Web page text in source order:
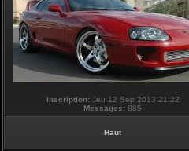
Inscription:Jeu 12 Sep 2013 21:22
Messages: 885
Haut